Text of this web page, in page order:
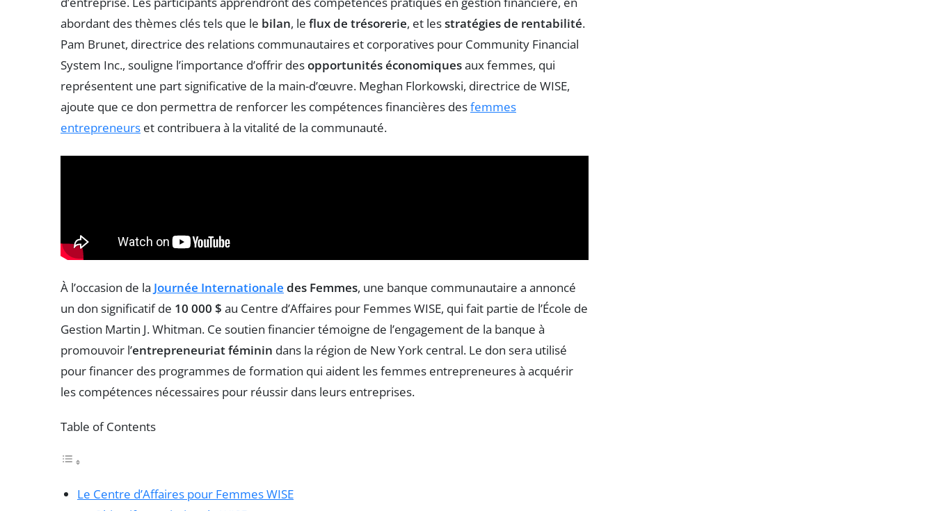
abordant des thèmes clés tels que le bilan, le flux de trésorerie, et lesstratégies de rentabilité.
Pam Brunet, directrice des relations communautaires et corporatives pour Community Financial
System Inc., souligne l’importance d’offrir desopportunités économiquesaux femmes, qui
représentent une part significative de la main-d’œuvre. Meghan Florkowski, directrice de WISE,
ajoute que ce don permettra de renforcer les compétences financières desfemmes
entrepreneurs et contribuera à la vitalité de la communauté.
À l’occasion de la Journée Internationale des Femmes, une banque communautaire a annoncé
un don significatif de 10 000 $ au Centre d’Affaires pour Femmes WISE, qui fait partie de l’École de
Gestion Martin J. Whitman. Ce soutien financier témoigne de l’engagement de la banque à
promouvoir l’entrepreneuriat féminin dans la région de New York central. Le don sera utilisé
pour financer des programmes de formation qui aident les femmes entrepreneures à acquérir
les compétences nécessaires pour réussir dans leurs entreprises.
Table of Contents
Le Centre d’Affaires pour Femmes WISE